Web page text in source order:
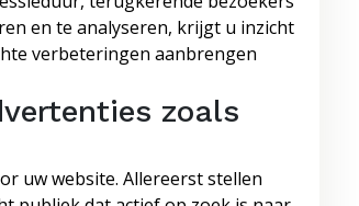
en te analyseren, krijgt u inzicht
verbeteringen aanbrengen
zoals
uw website. Allereerst stellen